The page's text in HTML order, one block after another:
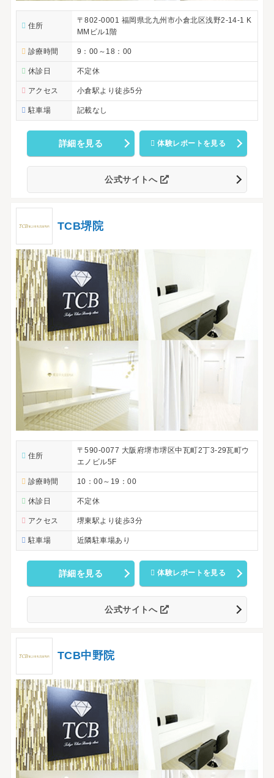
住所
〒802-0001 福岡県北九州市小倉北区浅野2-14-1 K
MMビル1階
診療時間 9：00～18：00
休診日 不定休
アクセス 小倉駅より徒歩5分
駐車場 記載なし
詳細を見る 体験レポートを見る
公式サイトへ
TCB堺院
住所
〒590-0077 大阪府堺市堺区中瓦町2丁3-29瓦町ウ
エノビル5F
診療時間 10：00～19：00
休診日 不定休
アクセス 堺東駅より徒歩3分
駐車場 近隣駐車場あり
詳細を見る 体験レポートを見る
公式サイトへ
TCB中野院